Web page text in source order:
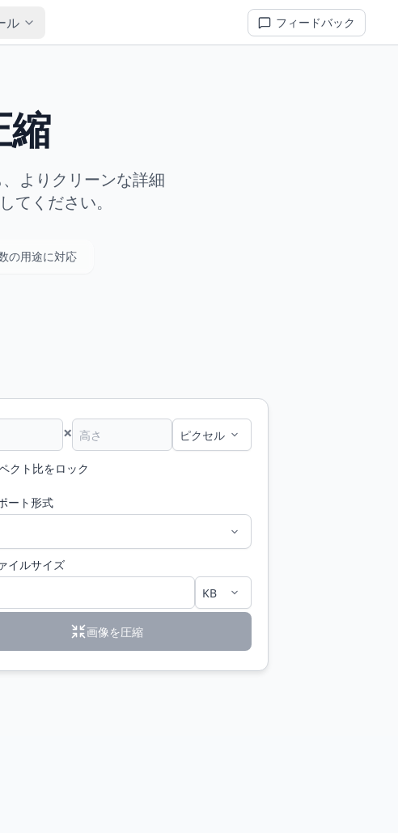
ル フィードバック
縮
よりクリーンな詳細
てください。
の用途に対応
×
クト比をロック
ート形式
イルサイズ
画像を圧縮